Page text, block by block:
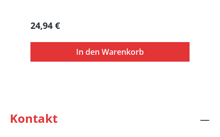
Regulärer Preis:
24,94 €
In den Warenkorb
Kontakt